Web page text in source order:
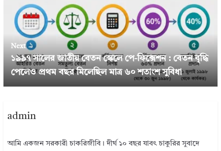
Next →
১৯৯৭ সালের জাতীয় বেতন স্কেলে পে-ফিক্সেশন : বেতন বৃদ্ধি
পেলেও প্রথম বছর মিলেছিল মাত্র ৬০ শতাংশ সুবিধা
admin
আমি একজন সরকারী চাকরিজীবি। দীর্ঘ ১০ বছর যাবৎ চাকুরির সুবাদে